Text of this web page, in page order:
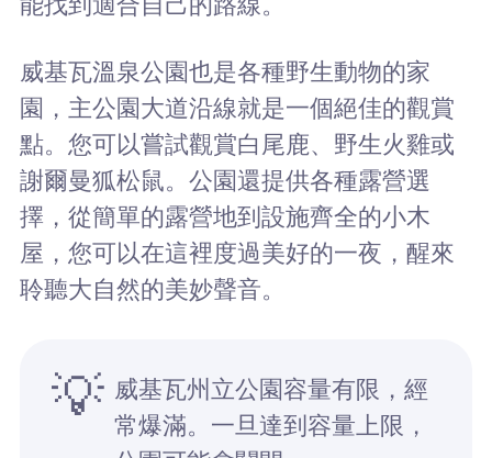
威基瓦溫泉公園也是各種野生動物的家
園，主公園大道沿線就是一個絕佳的觀賞
點。您可以嘗試觀賞白尾鹿、野生火雞或
謝爾曼狐松鼠。公園還提供各種露營選
擇，從簡單的露營地到設施齊全的小木
屋，您可以在這裡度過美好的一夜，醒來
聆聽大自然的美妙聲音。
💡 威基瓦州立公園容量有限，經
常爆滿。一旦達到容量上限，